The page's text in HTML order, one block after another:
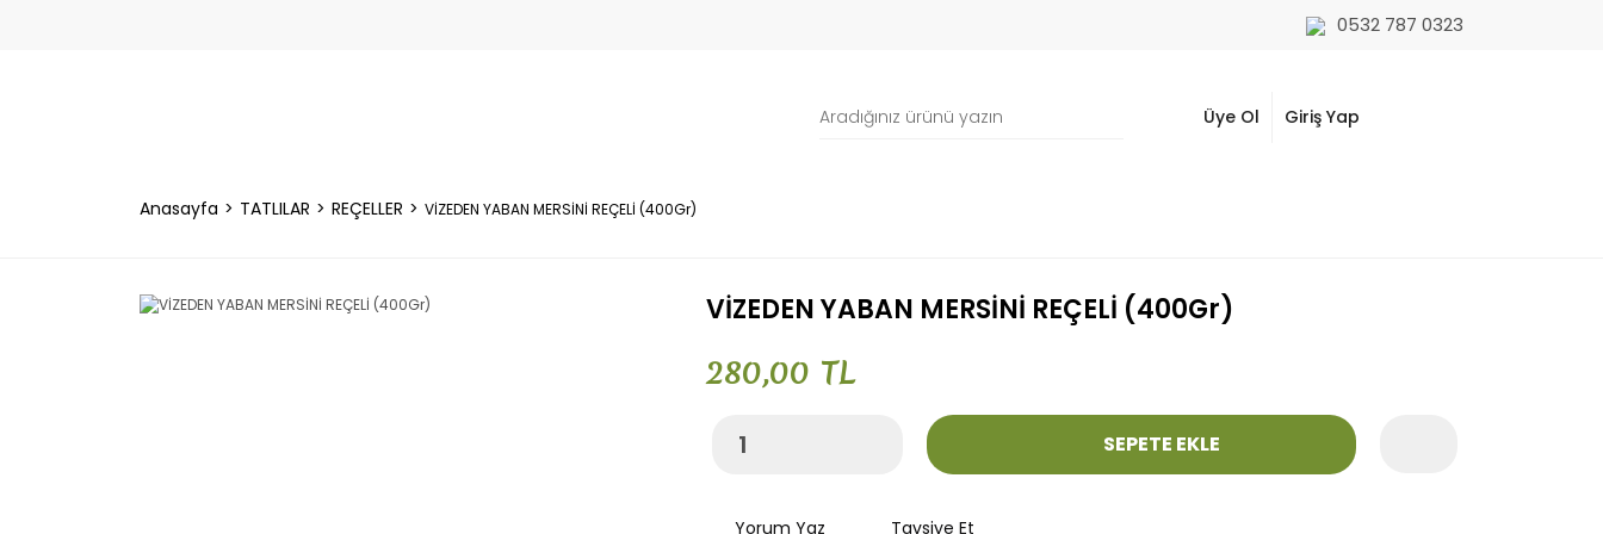
0532 787 0323
Üye Ol Giriş Yap
Anasayfa TATLILAR REÇELLER VİZEDEN YABAN MERSİNİ REÇELİ (400Gr)
VİZEDEN YABAN MERSİNİ REÇELİ (400Gr)
280,00 TL
SEPETE EKLE
Yorum Yaz Tavsiye Et